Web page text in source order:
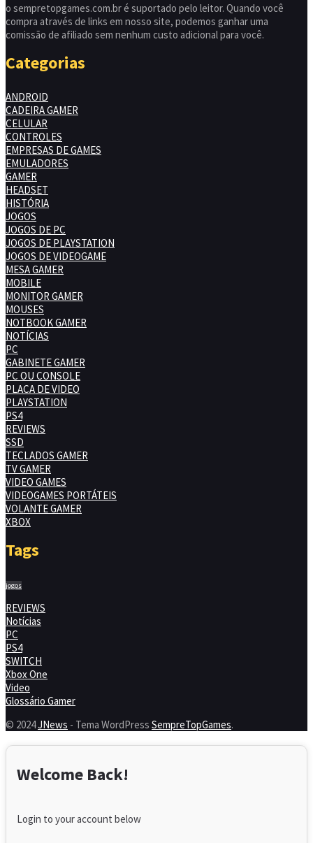
o sempretopgames.com.br é suportado pelo leitor. Quando você
compra através de links em nosso site, podemos ganhar uma
comissão de afiliado sem nenhum custo adicional para você.
Categorias
ANDROID
CADEIRA GAMER
CELULAR
CONTROLES
EMPRESAS DE GAMES
EMULADORES
GAMER
HEADSET
HISTÓRIA
JOGOS
JOGOS DE PC
JOGOS DE PLAYSTATION
JOGOS DE VIDEOGAME
MESA GAMER
MOBILE
MONITOR GAMER
MOUSES
NOTBOOK GAMER
NOTÍCIAS
PC
GABINETE GAMER
PC OU CONSOLE
PLACA DE VIDEO
PLAYSTATION
PS4
REVIEWS
SSD
TECLADOS GAMER
TV GAMER
VIDEO GAMES
VIDEOGAMES PORTÁTEIS
VOLANTE GAMER
XBOX
Tags
jogos
REVIEWS
Notícias
PC
PS4
SWITCH
Xbox One
Video
Glossário Gamer
© 2024JNews - Tema WordPress SempreTopGames.
Welcome Back!
Login to your account below